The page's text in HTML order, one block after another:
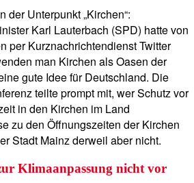
der Unterpunkt „Kirchen“:
Karl Lauterbach (SPD) hatte von
per Kurznachrichtendienst Twitter
man Kirchen als Oasen der
gute Idee für Deutschland. Die
teilte prompt mit, wer Schutz vor
in den Kirchen im Land
zu den Öffnungszeiten der Kirchen
Stadt Mainz derweil aber nicht.
Klimaanpassung nicht vor